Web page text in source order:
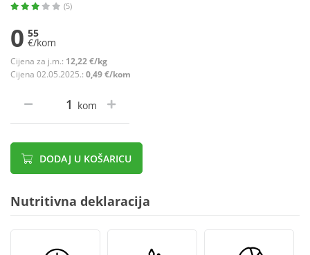
(5)
0 55
€/kom
Cijena za j.m.: 12,22 €/kg
Cijena 02.05.2025.: 0,49 €/kom
kom
DODAJ U KOŠARICU
Nutritivna deklaracija